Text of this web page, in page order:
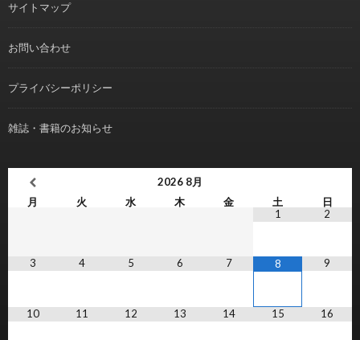
サイトマップ
お問い合わせ
プライバシーポリシー
雑誌・書籍のお知らせ
2026 8月
月
火 水 木 金 土
日
1
2
3 4 5 6 7 8 9
10 11 12 13 14 15 16